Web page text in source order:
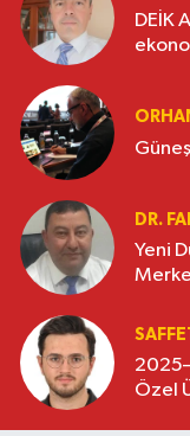
DEİK
DR.
Yeni
Özel